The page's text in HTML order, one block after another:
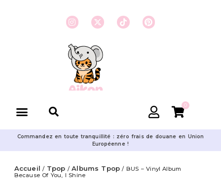
0
Commandez en toute tranquillité : zéro frais de douane en Union
Européenne !
Accueil / Tpop /Albums Tpop/ BUS – Vinyl Album
Because Of You, I Shine